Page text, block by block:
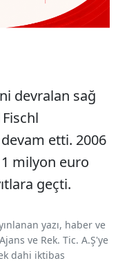
devralan sağ
etti. 2006
1 milyon euro
geçti.
yazı, haber ve
ve Rek. Tic. A.Ş'ye
dahi iktibas